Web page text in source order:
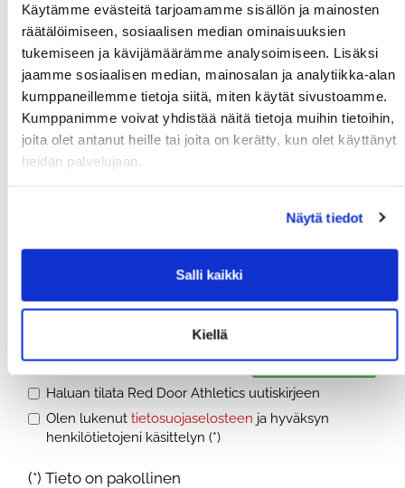
Käytämme evästeitä tarjoamamme sisällön ja mainosten
räätälöimiseen, sosiaalisen median ominaisuuksien
tukemiseen ja kävijämäärämme analysoimiseen. Lisäksi
jaamme sosiaalisen median, mainosalan ja analytiikka-alan
kumppaneillemme tietoja siitä, miten käytät sivustoamme.
Kumppanimme voivat yhdistää näitä tietoja muihin tietoihin,
joita olet antanut heille tai joita on kerätty, kun olet käyttänyt
heidän palvelujaan.
Näytä tiedot
Salli kaikki
Kiellä
Lisätiedot
Rekisteröidy
Haluan tilata Red Door Athletics uutiskirjeen
Olen lukenut tietosuojaselosteen ja hyväksyn
henkilötietojeni käsittelyn (*)
(*) Tieto on pakollinen